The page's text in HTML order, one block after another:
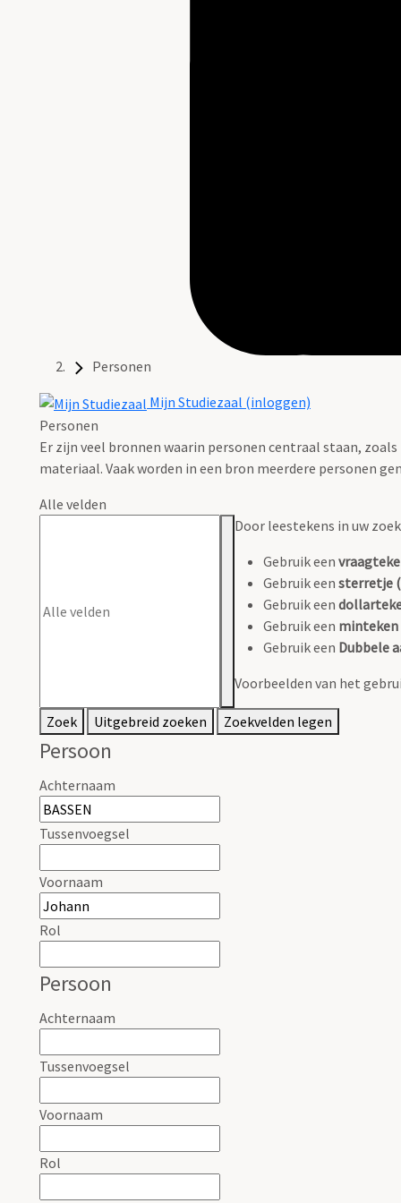
Personen
Mijn Studiezaal (inloggen)
Personen
Er zijn veel bronnen waarin personen centraal staan,
materiaal. Vaak worden in een bron meerdere personen
Alle velden
Door leestekens in uw
Gebruik een
Gebruik een sterretje
Gebruik een
Gebruik een minteken
Gebruik een Dubbele
Voorbeelden van het
Zoek Uitgebreid zoeken Zoekvelden legen
Persoon
Achternaam
Tussenvoegsel
Voornaam
Rol
Persoon
Achternaam
Tussenvoegsel
Voornaam
Rol